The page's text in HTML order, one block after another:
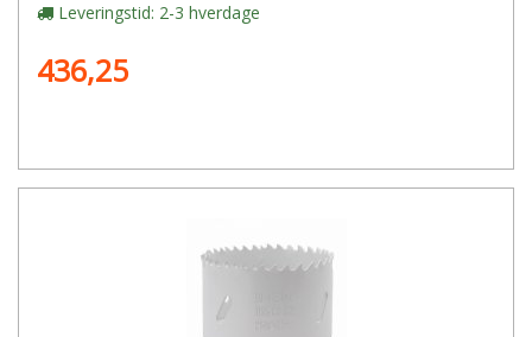
Leveringstid: 2-3 hverdage
436,25